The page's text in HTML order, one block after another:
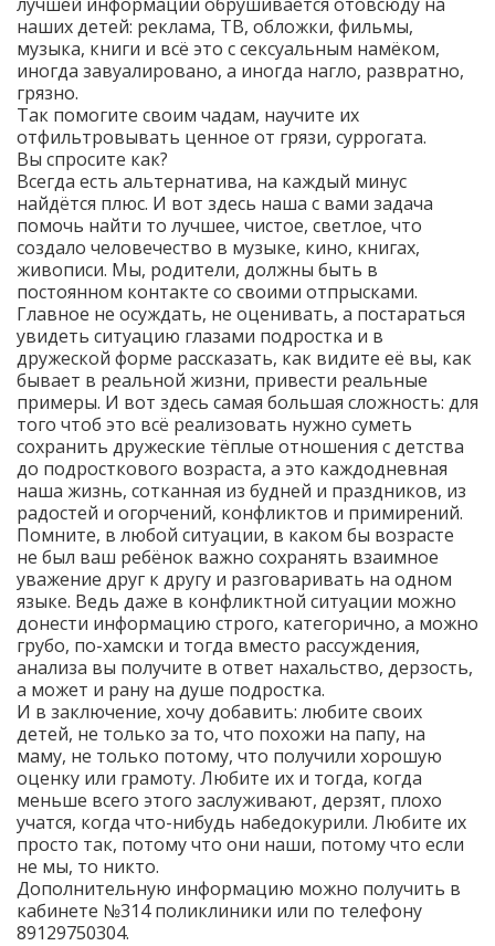
наших детей: реклама, ТВ, обложки, фильмы,
музыка, книги и всё это с сексуальным намёком,
иногда завуалировано, а иногда нагло, развратно,
грязно.
Так помогите своим чадам, научите их
отфильтровывать ценное от грязи, суррогата.
Вы спросите как?
Всегда есть альтернатива, на каждый минус
найдётся плюс. И вот здесь наша с вами задача
помочь найти то лучшее, чистое, светлое, что
создало человечество в музыке, кино, книгах,
живописи. Мы, родители, должны быть в
постоянном контакте со своими отпрысками.
Главное не осуждать, не оценивать, а постараться
увидеть ситуацию глазами подростка и в
дружеской форме рассказать, как видите её вы, как
бывает в реальной жизни, привести реальные
примеры. И вот здесь самая большая сложность: для
того чтоб это всё реализовать нужно суметь
сохранить дружеские тёплые отношения с детства
до подросткового возраста, а это каждодневная
наша жизнь, сотканная из будней и праздников, из
радостей и огорчений, конфликтов и примирений.
Помните, в любой ситуации, в каком бы возрасте
не был ваш ребёнок важно сохранять взаимное
уважение друг к другу и разговаривать на одном
языке. Ведь даже в конфликтной ситуации можно
донести информацию строго, категорично, а можно
грубо, по-хамски и тогда вместо рассуждения,
анализа вы получите в ответ нахальство, дерзость,
а может и рану на душе подростка.
И в заключение, хочу добавить: любите своих
детей, не только за то, что похожи на папу, на
маму, не только потому, что получили хорошую
оценку или грамоту. Любите их и тогда, когда
меньше всего этого заслуживают, дерзят, плохо
учатся, когда что-нибудь набедокурили. Любите их
просто так, потому что они наши, потому что если
не мы, то никто.
Дополнительную информацию можно получить в
кабинете №314 поликлиники или по телефону
89129750304.